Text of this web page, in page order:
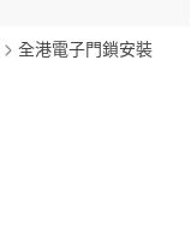
全港電子門鎖安裝